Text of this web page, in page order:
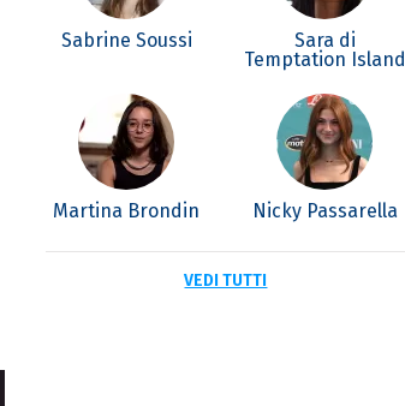
Sabrine Soussi
Sara di
Temptation Island
Martina Brondin Nicky Passarella
VEDI TUTTI